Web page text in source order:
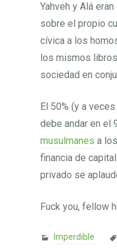
Yahveh y Alá
sobre el propio
cívica a los
los mismos
sociedad en
El 50% (y a
debe andar en el
musulmanes a
financia de
privado se
Fuck you, fellow
Imperdible